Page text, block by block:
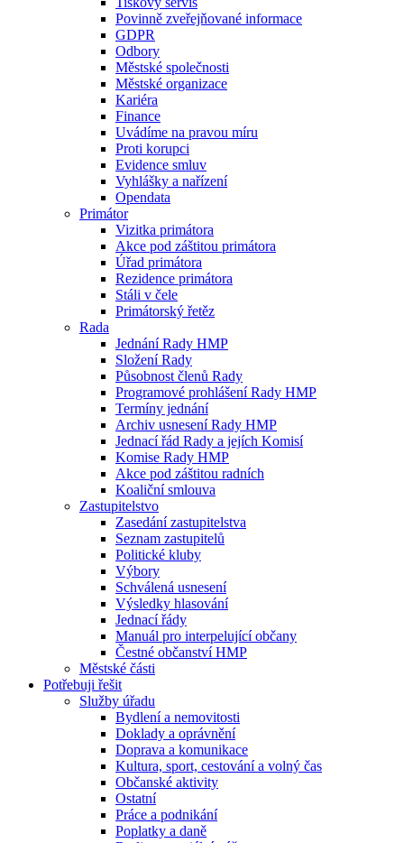
Povinně zveřejňované informace
GDPR
Odbory
Městské společnosti
Městské organizace
Kariéra
Finance
Uvádíme na pravou míru
Proti korupci
Evidence smluv
Vyhlášky a nařízení
Opendata
Primátor
Vizitka primátora
Akce pod záštitou primátora
Úřad primátora
Rezidence primátora
Stáli v čele
Primátorský řetěz
Rada
Jednání Rady HMP
Složení Rady
Působnost členů Rady
Programové prohlášení Rady HMP
Termíny jednání
Archiv usnesení Rady HMP
Jednací řád Rady a jejích Komisí
Komise Rady HMP
Akce pod záštitou radních
Koaliční smlouva
Zastupitelstvo
Zasedání zastupitelstva
Seznam zastupitelů
Politické kluby
Výbory
Schválená usnesení
Výsledky hlasování
Jednací řády
Manuál pro interpelující občany
Čestné občanství HMP
Městské části
Potřebuji řešit
Služby úřadu
Bydlení a nemovitosti
Doklady a oprávnění
Doprava a komunikace
Kultura, sport, cestování a volný čas
Občanské aktivity
Ostatní
Práce a podnikání
Poplatky a daně